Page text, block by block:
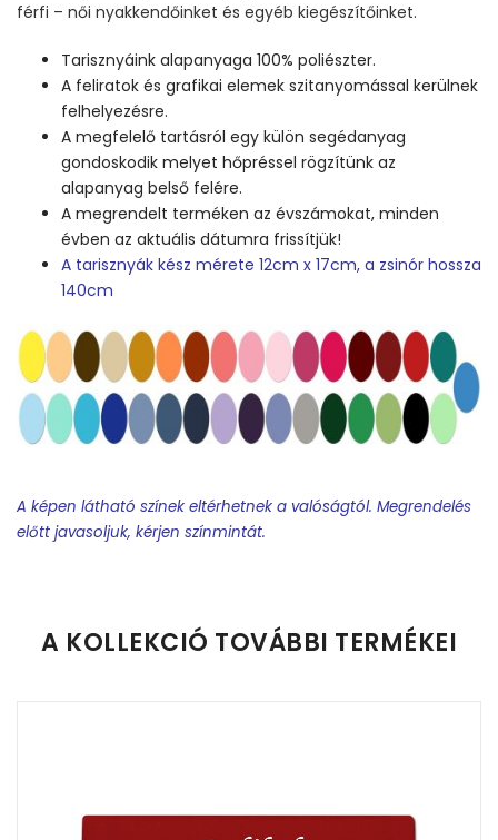
férfi – női nyakkendőinket és egyéb kiegészítőinket.
Tarisznyáink alapanyaga 100% poliészter.
A feliratok és grafikai elemek szitanyomással kerülnek
felhelyezésre.
A megfelelő tartásról egy külön segédanyag
gondoskodik melyet hőpréssel rögzítünk az
alapanyag belső felére.
A megrendelt terméken az évszámokat, minden
évben az aktuális dátumra frissítjük!
A tarisznyák kész mérete 12cm x 17cm, a zsinór hossza
140cm
A képen látható színek eltérhetnek a valóságtól. Megrendelés
előtt javasoljuk, kérjen színmintát.
A KOLLEKCIÓ TOVÁBBI TERMÉKEI